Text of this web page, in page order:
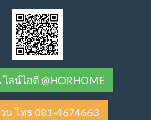
ลน์ไอดี @HORHOME
น โทร 081-4674663